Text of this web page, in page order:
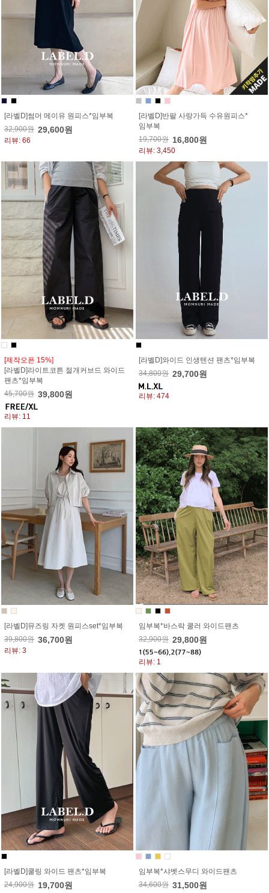
[라벨D]썸머 메이유 원피스*임부복
32,900원 29,600원
리뷰: 66
[라벨D]반팔 사랑가득 수유원피스*
임부복
19,700원 16,800원
리뷰: 3,450
[제작오픈 15%]
[라벨D]라이트코튼 절개커브드 와이드
팬츠*임부복
45,700원 39,800원
리뷰: 11
[라벨D]와이드 인생텐션 팬츠*임부복
34,800원 29,700원
리뷰: 474
[라벨D]뮤즈링 자켓 원피스set*임부복
39,800원 36,700원
리뷰: 3
임부복*바스락 쿨러 와이드팬츠
32,900원 29,800원
리뷰: 1
[라벨D]쿨링 와이드 팬츠*임부복
24,900원 19,700원
임부복*샤벳스무디 와이드팬츠
34,600원 31,500원